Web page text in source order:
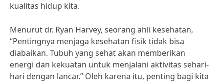
kualitas hidup kita.
Menurut dr. Ryan Harvey, seorang ahli kesehatan,
“Pentingnya menjaga kesehatan fisik tidak bisa
diabaikan. Tubuh yang sehat akan memberikan
energi dan kekuatan untuk menjalani aktivitas sehari-
hari dengan lancar.” Oleh karena itu, penting bagi kita